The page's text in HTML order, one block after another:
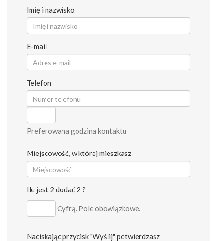
Imię i nazwisko
E-mail
Telefon
Preferowana godzina kontaktu
Miejscowość, w której mieszkasz
Ile jest 2 dodać 2 ?
Cyfrą. Pole obowiązkowe.
Naciskając przycisk "Wyślij" potwierdzasz